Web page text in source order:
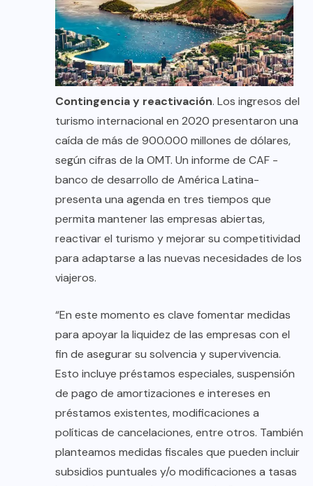
Contingencia y reactivación. Los ingresos del
turismo internacional en 2020 presentaron una
caída de más de 900.000 millones de dólares,
según cifras de la OMT. Un informe de CAF -
banco de desarrollo de América Latina-
presenta una agenda en tres tiempos que
permita mantener las empresas abiertas,
reactivar el turismo y mejorar su competitividad
para adaptarse a las nuevas necesidades de los
viajeros.
“En este momento es clave fomentar medidas
para apoyar la liquidez de las empresas con el
fin de asegurar su solvencia y supervivencia.
Esto incluye préstamos especiales, suspensión
de pago de amortizaciones e intereses en
préstamos existentes, modificaciones a
políticas de cancelaciones, entre otros. También
planteamos medidas fiscales que pueden incluir
subsidios puntuales y/o modificaciones a tasas